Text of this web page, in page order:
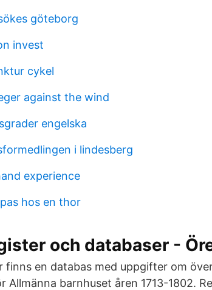
göteborg
invest
cykel
against the wind
engelska
i lindesberg
experience
hos en thor
och databaser -
finns en databas med uppgifter om
Allmänna barnhuset åren 1713-1802.